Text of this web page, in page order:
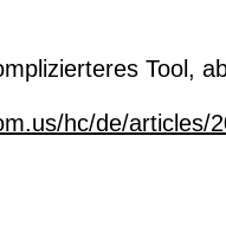
Tool,
hc/de/articles/